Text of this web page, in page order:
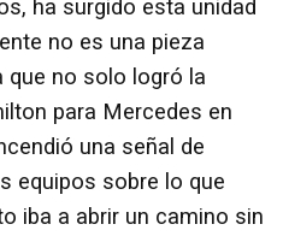
ha surgido esta unidad
no es una pieza
que no solo logró la
para Mercedes en
una señal de
equipos sobre lo que
iba a abrir un camino sin